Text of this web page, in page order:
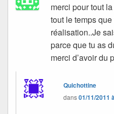
merci pour tout
tout le temps
réalisation..Je
parce que tu as
merci d’avoir du
Quichottine
dans01/11/2011